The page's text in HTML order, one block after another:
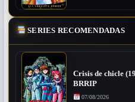
SERIES RECOMENDADAS
Crisis de chicle
BRRIP
07/08/2026